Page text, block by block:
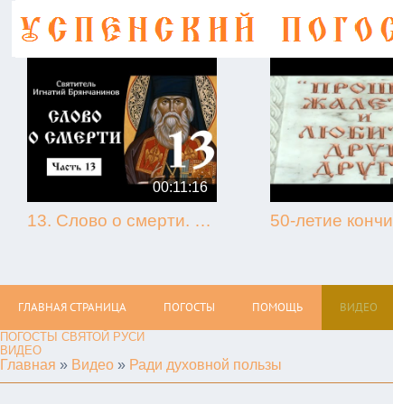
00:11:16
13. Слово о смерти. Игнатий Брянчанинов.
ГЛАВНАЯ СТРАНИЦА ПОГОСТЫ ПОМОЩЬ ВИДЕО
ПОГОСТЫ СВЯТОЙ РУСИ
ВИДЕО
Главная » Видео » Ради духовной пользы